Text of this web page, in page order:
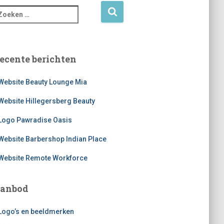
berichten
Beauty Lounge Mia
Hillegersberg Beauty
Pawradise Oasis
Barbershop Indian Place
Remote Workforce
en beeldmerken